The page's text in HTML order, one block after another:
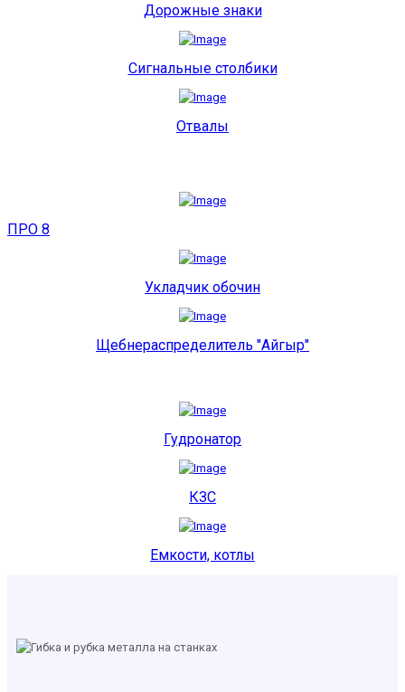
Дорожные знаки
Сигнальные столбики
Отвалы
ПРО 8
Укладчик обочин
Щебнераспределитель "Айгыр"
Гудронатор
КЗС
Емкости, котлы